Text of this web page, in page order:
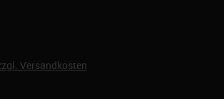
Versandkosten